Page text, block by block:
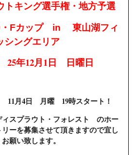
キング選手権・地方予選
・ Fカップ in
東山湖フィ
シングエリア
25年12月 1 日 日曜日
11月 4日 月曜 19時スタート！
ィスプラウト・フォレスト のホー
ーを募集させて頂きますので宜し
お願い致します。